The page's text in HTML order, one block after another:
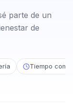
parte de un
de
Tiempo